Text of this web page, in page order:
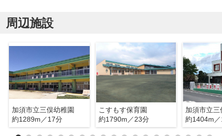
周辺施設
加須市立三俣幼稚園
約1289m／17分
こすもす保育園
約1790m／23分
加須市立三
約1404m